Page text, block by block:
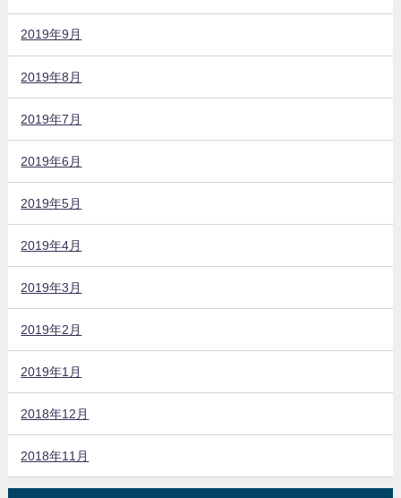
2019年9月
2019年8月
2019年7月
2019年6月
2019年5月
2019年4月
2019年3月
2019年2月
2019年1月
2018年12月
2018年11月